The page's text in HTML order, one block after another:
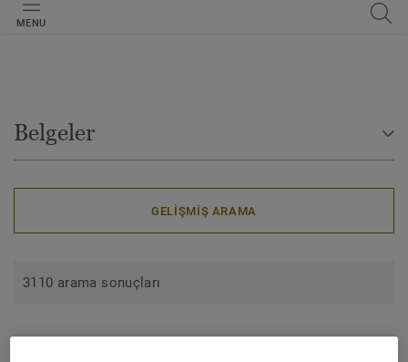
MENU
Belgeler
GELIŞMIŞ ARAMA
3110 arama sonuçları